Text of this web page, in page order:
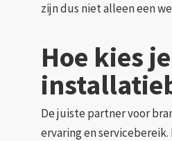
zijn dus niet alleen een
Hoe kies
De juiste partner voor
ervaring en